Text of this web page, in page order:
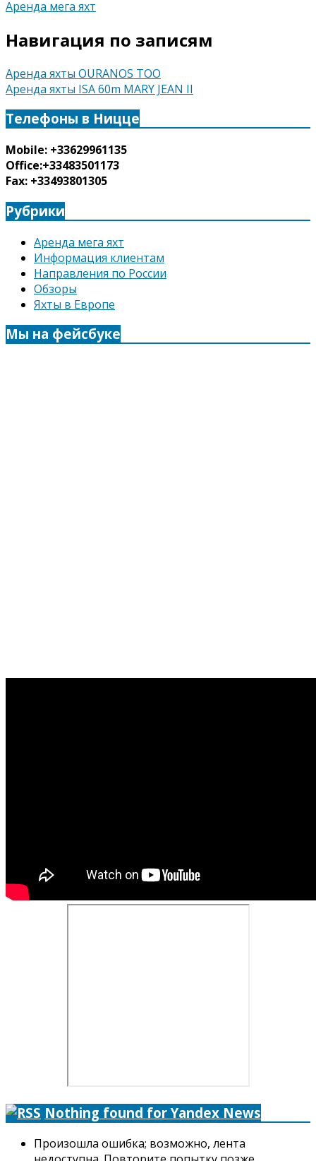
Аренда мега яхт
Навигация по записям
Аренда яхты OURANOS TOO
Аренда яхты ISA 60m MARY JEAN II
Телефоны в Ницце
Mobile: +33629961135
Office:+33483501173
Fax: +33493801305
Рубрики
Аренда мега яхт
Информация клиентам
Направления по России
Обзоры
Яхты в Европе
Мы на фейсбуке
Nothing found for Yandex News
Произошла ошибка; возможно, лента